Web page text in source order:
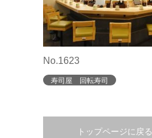
No.1623
寿司屋 回転寿司
トップページに戻る